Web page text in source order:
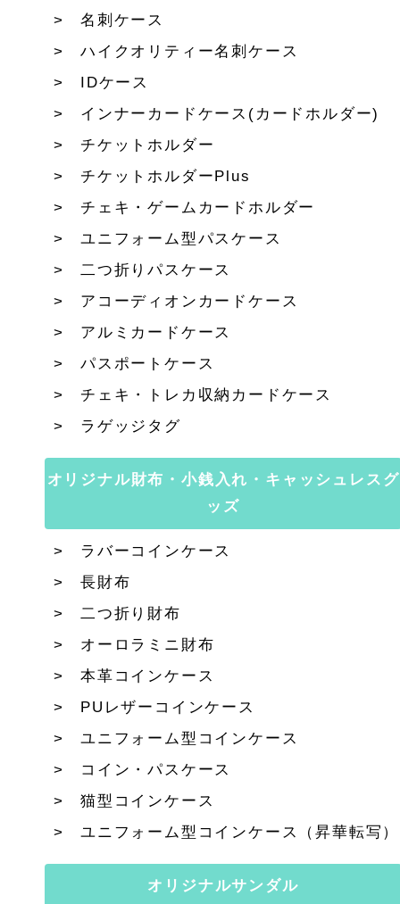
名刺ケース
ハイクオリティー名刺ケース
IDケース
インナーカードケース(カードホルダー)
チケットホルダー
チケットホルダーPlus
チェキ・ゲームカードホルダー
ユニフォーム型パスケース
二つ折りパスケース
アコーディオンカードケース
アルミカードケース
パスポートケース
チェキ・トレカ収納カードケース
ラゲッジタグ
オリジナル財布・小銭入れ・キャッシュレスグ
ッズ
ラバーコインケース
長財布
二つ折り財布
オーロラミニ財布
本革コインケース
PUレザーコインケース
ユニフォーム型コインケース
コイン・パスケース
猫型コインケース
ユニフォーム型コインケース（昇華転写）
オリジナルサンダル